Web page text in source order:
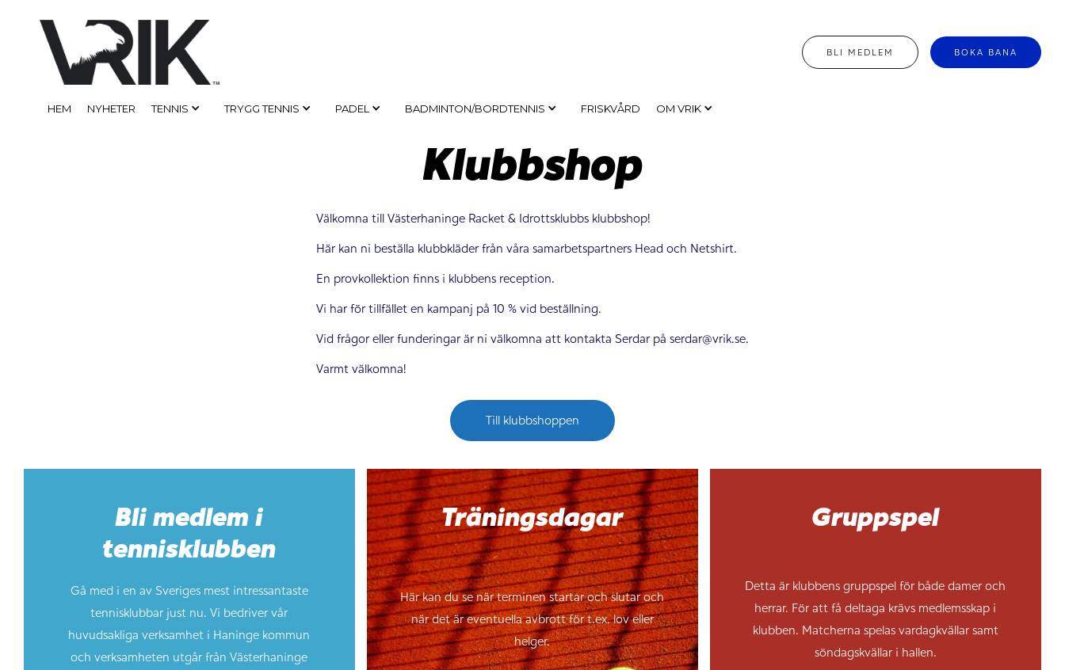
BLI MEDLEM BOKA BANA
HEM NYHETER TENNIS TRYGG TENNIS PADEL BADMINTON/BORDTENNIS FRISKVÅRD OM VRIK
Klubbshop
Välkomna till Västerhaninge Racket & Idrottsklubbs klubbshop!
Här kan ni beställa klubbkläder från våra samarbetspartners Head och Netshirt.
En provkollektion finns i klubbens reception.
Vi har för tillfället en kampanj på 10 % vid beställning.
Vid frågor eller funderingar är ni välkomna att kontakta Serdar på serdar@vrik.se.
Varmt välkomna!
Till klubbshoppen
Bli medlem i
tennisklubben
Gå med i en av Sveriges mest intressantaste
tennisklubbar just nu. Vi bedriver vår
huvudsakliga verksamhet i Haninge kommun
och verksamheten utgår från Västerhaninge
Träningsdagar
Här kan du se när terminen startar och slutar och
när det är eventuella avbrott för t.ex. lov eller
helger.
Gruppspel
Detta är klubbens gruppspel för både damer och
herrar. För att få deltaga krävs medlemsskap i
klubben. Matcherna spelas vardagkvällar samt
söndagskvällar i hallen.